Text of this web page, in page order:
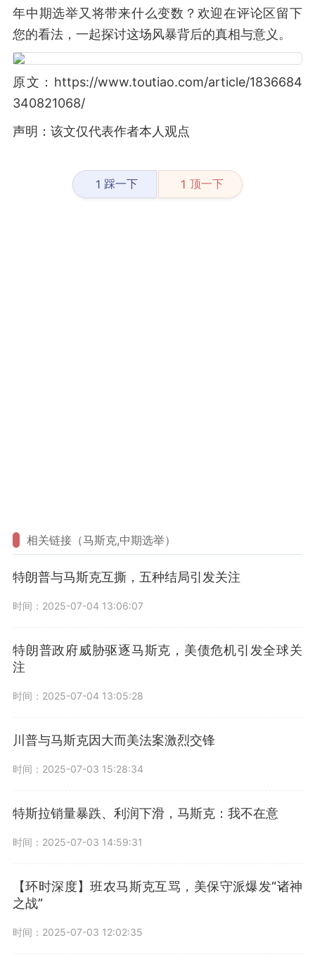
年中期选举又将带来什么变数？欢迎在评论区留下
您的看法，一起探讨这场风暴背后的真相与意义。
原文：https://www.toutiao.com/article/1836684
340821068/
声明：该文仅代表作者本人观点
1 踩一下 1 顶一下
相关链接（马斯克,中期选举）
特朗普与马斯克互撕，五种结局引发关注
时间：2025-07-04 13:06:07
特朗普政府威胁驱逐马斯克，美债危机引发全球关
注
时间：2025-07-04 13:05:28
川普与马斯克因大而美法案激烈交锋
时间：2025-07-03 15:28:34
特斯拉销量暴跌、利润下滑，马斯克：我不在意
时间：2025-07-03 14:59:31
【环时深度】班农马斯克互骂，美保守派爆发“诸神
之战”
时间：2025-07-03 12:02:35